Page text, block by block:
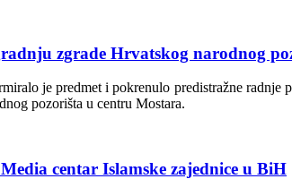
zgrade Hrvatskog narodnog
je predmet i pokrenulo predistražne
pozorišta u centru Mostara.
centar Islamske zajednice u BiH